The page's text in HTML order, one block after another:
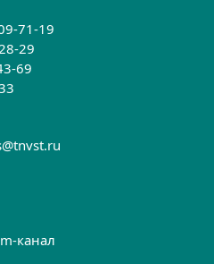
71-19
29
69
канал